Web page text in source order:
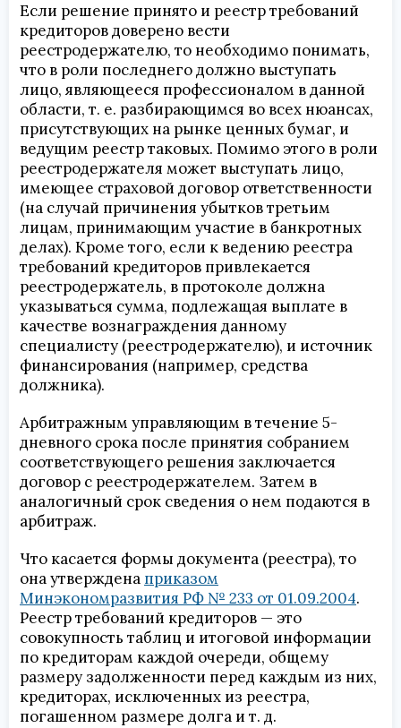
Если решение принято и реестр требований
кредиторов доверено вести
реестродержателю, то необходимо понимать,
что в роли последнего должно выступать
лицо, являющееся профессионалом в данной
области, т. е. разбирающимся во всех нюансах,
присутствующих на рынке ценных бумаг, и
ведущим реестр таковых. Помимо этого в роли
реестродержателя может выступать лицо,
имеющее страховой договор ответственности
(на случай причинения убытков третьим
лицам, принимающим участие в банкротных
делах). Кроме того, если к ведению реестра
требований кредиторов привлекается
реестродержатель, в протоколе должна
указываться сумма, подлежащая выплате в
качестве вознаграждения данному
специалисту (реестродержателю), и источник
финансирования (например, средства
должника).
Арбитражным управляющим в течение 5-
дневного срока после принятия собранием
соответствующего решения заключается
договор с реестродержателем. Затем в
аналогичный срок сведения о нем подаются в
арбитраж.
Что касается формы документа (реестра), то
она утверждена приказом
Минэкономразвития РФ № 233 от 01.09.2004.
Реестр требований кредиторов — это
совокупность таблиц и итоговой информации
по кредиторам каждой очереди, общему
размеру задолженности перед каждым из них,
кредиторах, исключенных из реестра,
погашенном размере долга и т. д.